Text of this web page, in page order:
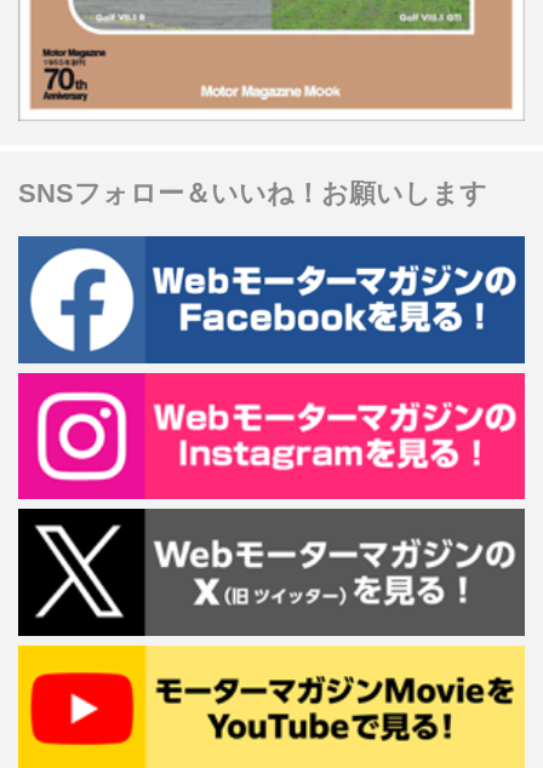
SNSフォロー＆いいね！お願いします